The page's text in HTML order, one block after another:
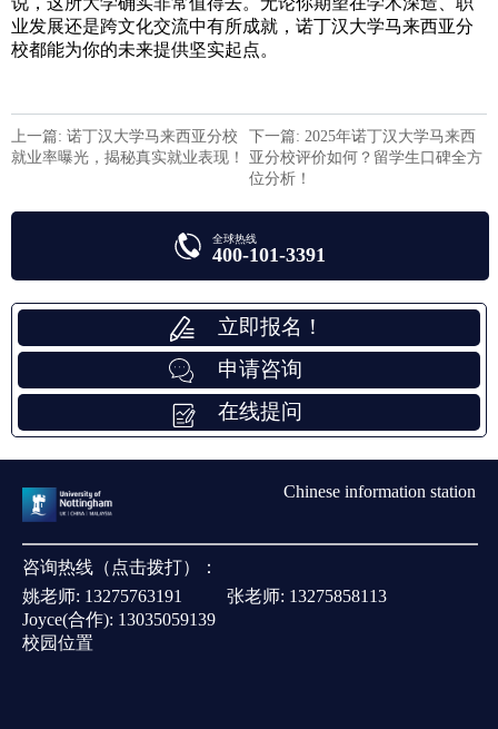
业发展还是跨文化交流中有所成就，诺丁汉大学马来西亚分
校都能为你的未来提供坚实起点。
上一篇: 诺丁汉大学马来西亚分校
就业率曝光，揭秘真实就业表现！
下一篇: 2025年诺丁汉大学马来西
亚分校评价如何？留学生口碑全方
位分析！
全球热线
400-101-3391
立即报名！
申请咨询
在线提问
Chinese information station
咨询热线（点击拨打）：
姚老师: 13275763191 张老师: 13275858113
Joyce(合作): 13035059139
校园位置